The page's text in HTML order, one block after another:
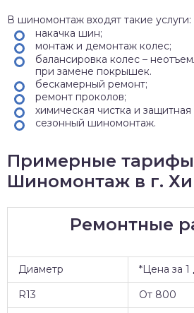
В шиномонтаж входят такие услуги:
накачка шин;
монтаж и демонтаж колес;
балансировка колес –
при замене покрышек.
бескамерный ремонт;
ремонт проколов;
химическая чистка и
сезонный шиномонтаж.
Примерные
Шиномонтаж в г.
Ремонтные
Диаметр
*Цена за 1
R13
От 800